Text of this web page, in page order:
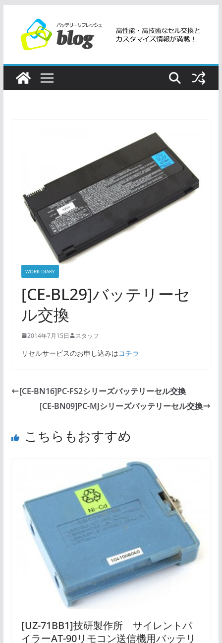
ツ
WORK DIARY
[CE-BL29]バッテリーセ
ル交換
2014年7月15日 スタッフ
リセルサービスのお申し込みはコチラ
[CE-BN16]PC-FS2シリーズバッテリーセル交換
[CE-BN09]PC-MJシリーズバッテリーセル交換
こちらもおすすめ
[UZ-71BB1]技研製作所 サイレントパ
イラーAT-90リモコン送信機用バッテリ